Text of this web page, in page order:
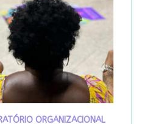
ORGANIZACIONAL